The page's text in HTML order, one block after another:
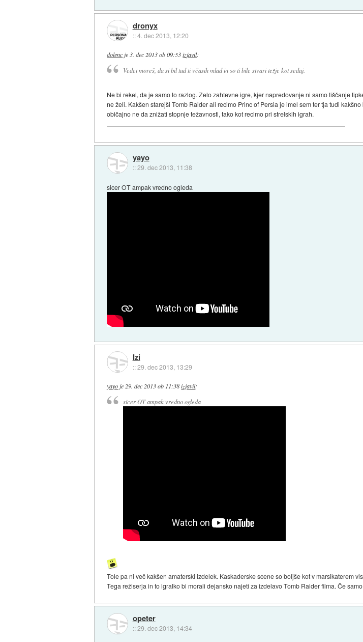
dronyx
::4. dec 2013, 12:20
dolencje3. dec 2013 ob 09:53 izjavil:
Vedet moreš, da si bil tud ti včasih mlad in so ti bile stvari težje kot sedaj.
Ne bi rekel, da je samo to razlog. Zelo zahtevne igre, kjer napredovanje ni samo tiščanje
ne želi. Kakšen starejši Tomb Raider ali recimo Princ of Persia je imel sem ter tja tudi
običajno ne da znižati stopnje težavnosti, tako kot recimo pri strelskih igrah.
yayo
::29. dec 2013, 11:38
sicer OT ampak vredno ogleda
Izi
::29. dec 2013, 13:29
yayoje29. dec 2013 ob 11:38 izjavil:
sicer OT ampak vredno ogleda
Tole pa ni več kakšen amaterski izdelek. Kaskaderske scene so boljše kot v marsikaterem
Tega režiserja in to igralko bi morali dejansko najeti za izdelavo Tomb Raider filma. Če
opeter
::29. dec 2013, 14:34